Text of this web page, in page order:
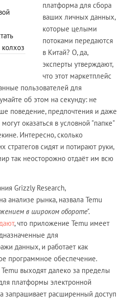
платформа для сбора
ваших личных данных,
которые целыми
потоками передаются
в Китай? О, да,
эксперты утверждают,
что этот маркетплейс
пользователей для
об этом на секунду: не
поведение, предпочтения и даже
оказаться в условной "папке"
Интересно, сколько
стратегов сидят и потирают руки,
так неосторожно отдаёт им всю
Grizzly Research,
анализе рынка, назвала Temu
в широком обороте".
, что приложение Temu имеет
для
данных, и работает как
программное обеспечение.
выходят далеко за пределы
платформы электронной
запрашивает расширенный доступ